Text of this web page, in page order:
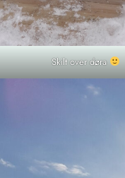
Skilt over døra